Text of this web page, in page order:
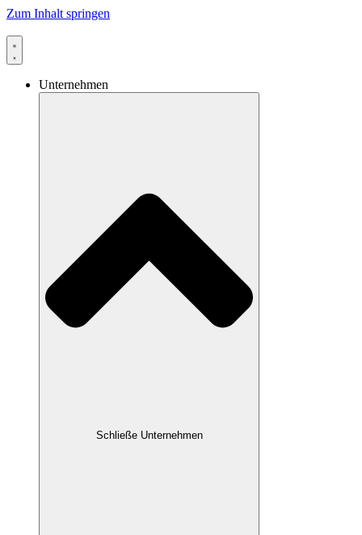
Zum Inhalt springen
Unternehmen
Schließe Unternehmen